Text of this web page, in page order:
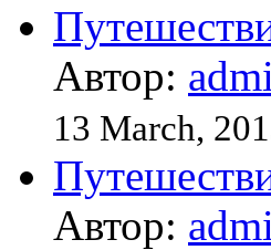
Автор:
13 March,
Автор: